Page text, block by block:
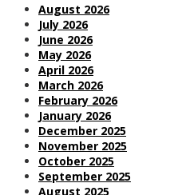
August 2026
July 2026
June 2026
May 2026
April 2026
March 2026
February 2026
January 2026
December 2025
November 2025
October 2025
September 2025
August 2025